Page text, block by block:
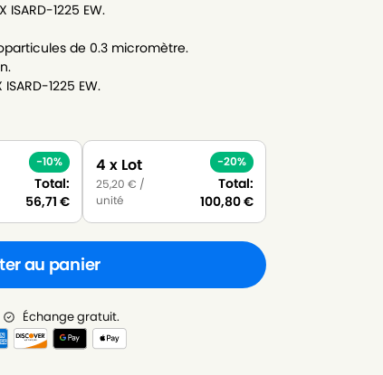
1225 EW.
de 0.3 micromètre.
1225 EW.
-10%
Total:
56,71 €
4 x Lot
25,20 € /
unité
-20%
Total:
100,80€
au panier
Échange gratuit.